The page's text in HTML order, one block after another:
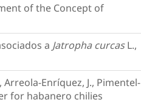
of the Concept of
a Jatropha curcasL.,
Arreola-Enríquez, J., Pimentel-
for habanero chilies